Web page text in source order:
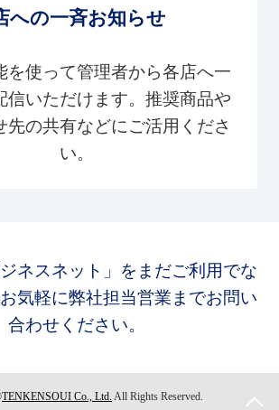
への一斉お知らせ
を使って管理者から各店へ一
信いただけます。推奨商品や
先の共有などにご活用くださ
い。
ジネスネット」をまだご利用でな
気軽に弊社担当営業までお問い
合わせください。
TENKENSOUI Co., Ltd. All Rights Reserved.